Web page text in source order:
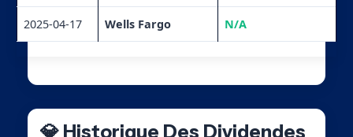
2025-04-17 Wells Fargo N/A
💎 Historique Des Dividendes